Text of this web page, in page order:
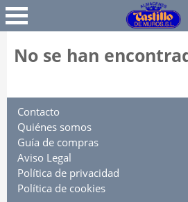
No se han
Contacto
Quiénes somos
Guía de compras
Aviso Legal
Política de privacidad
Política de cookies